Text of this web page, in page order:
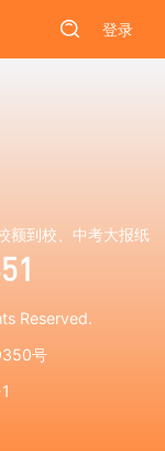
登录
额到校、中考大报纸
Reserved.
号